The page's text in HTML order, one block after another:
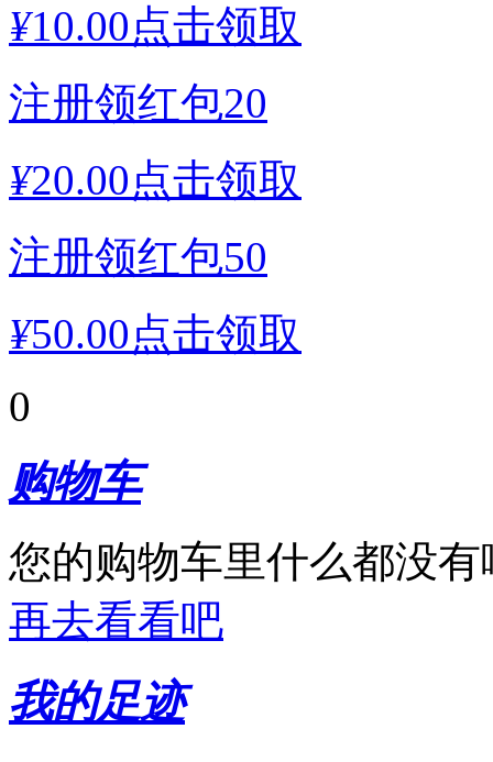
¥10.00点击领取
注册领红包20
¥20.00点击领取
注册领红包50
¥50.00点击领取
0
购物车
您的购物车里什么都没有
再去看看吧
我的足迹